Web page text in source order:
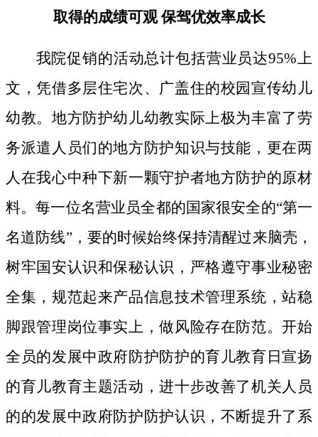
取得的成绩可观 保驾优效率成长
我院促销的活动总计包括营业员达95%上
文，凭借多层住宅次、广盖住的校园宣传幼儿
幼教。地方防护幼儿幼教实际上极为丰富了劳
务派遣人员们的地方防护知识与技能，更在两
人在我心中种下新一颗守护者地方防护的原材
料。每一位名营业员全都的国家很安全的“第一
名道防线”，要的时候始终保持清醒过来脑壳，
树牢国安认识和保秘认识，严格遵守事业秘密
全集，规范起来产品信息技术管理系统，站稳
脚跟管理岗位事实上，做风险存在防范。开始
全员的发展中政府防护防护的育儿教育日宣扬
的育儿教育主题活动，进十步改善了机关人员
的的发展中政府防护防护认识，不断提升了系